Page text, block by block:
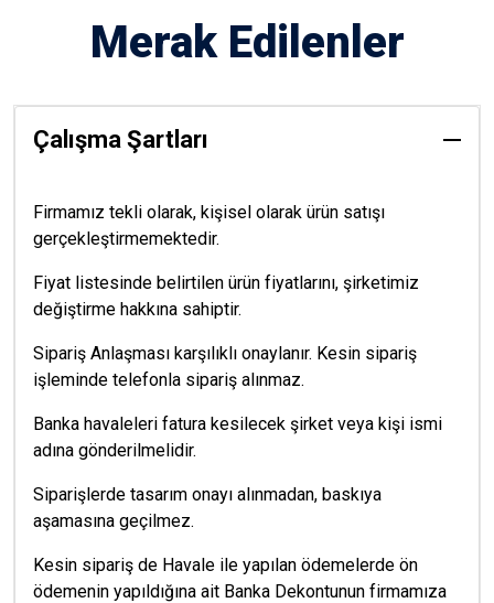
Merak Edilenler
Çalışma Şartları
Firmamız tekli olarak, kişisel olarak ürün satışı
gerçekleştirmemektedir.
Fiyat listesinde belirtilen ürün fiyatlarını, şirketimiz
değiştirme hakkına sahiptir.
Sipariş Anlaşması karşılıklı onaylanır. Kesin sipariş
işleminde telefonla sipariş alınmaz.
Banka havaleleri fatura kesilecek şirket veya kişi ismi
adına gönderilmelidir.
Siparişlerde tasarım onayı alınmadan, baskıya
aşamasına geçilmez.
Kesin sipariş de Havale ile yapılan ödemelerde ön
ödemenin yapıldığına ait Banka Dekontunun firmamıza